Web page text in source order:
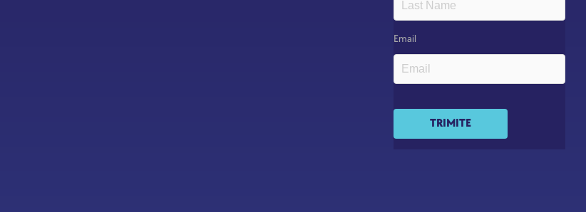
Email
TRIMITE